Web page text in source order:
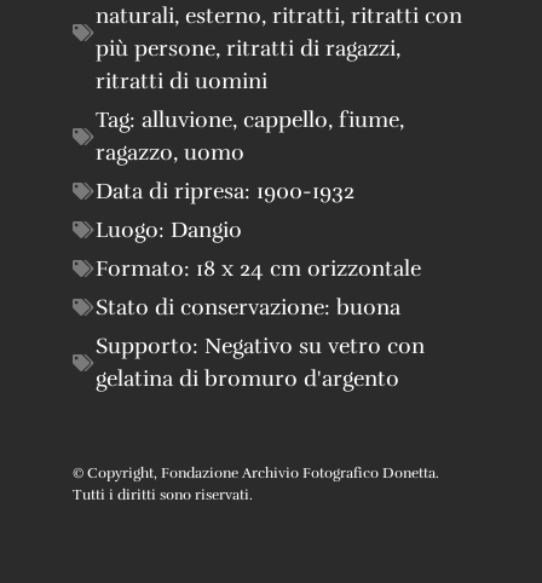
naturali, esterno, ritratti, ritratti con
più persone, ritratti di ragazzi,
ritratti di uomini
Tag: alluvione, cappello, fiume,
ragazzo, uomo
Data di ripresa: 1900-1932
Luogo: Dangio
Formato: 18 x 24 cm orizzontale
Stato di conservazione: buona
Supporto: Negativo su vetro con
gelatina di bromuro d'argento
© Copyright, Fondazione Archivio Fotografico Donetta.
Tutti i diritti sono riservati.